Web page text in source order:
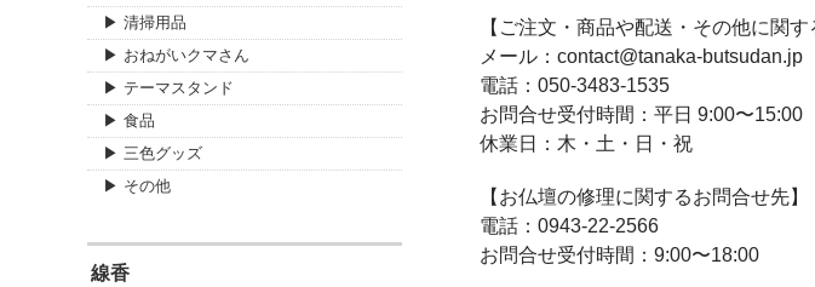
【ご注文・商品や配送・その他に関す
メール： contact@tanaka-butsudan.jp
電話： 050-3483-1535
お問合せ受付時間： 平日 9:00〜15:00
休業日： 木・土・日・祝
【お仏壇の修理に関するお問合せ先】
電話： 0943-22-2566
お問合せ受付時間： 9:00〜18:00
▶ 清掃用品
▶ おねがいクマさん
▶ テーマスタンド
▶ 食品
▶ 三色グッズ
▶ その他
線香